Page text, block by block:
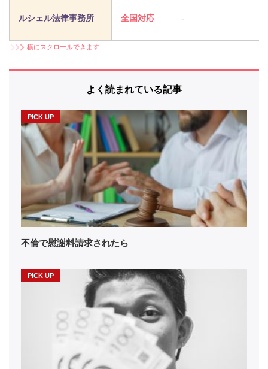
ルシェル法律事務所 全国対応 -
横にスクロールできます
よく読まれている記事
不倫で慰謝料請求されたら